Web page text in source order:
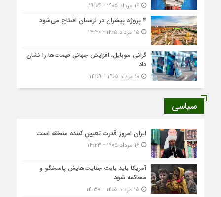
۱۶ مرداد ۱۴۰۵ - ۱۹:۰۴
۴ پروژه پیشران در لرستان افتتاح می‌شود
۱۵ مرداد ۱۴۰۵ - ۱۴:۴۰
گرانی موبایل، افزایش جهانی قیمت‌ها را نشان
داد
۱۰ مرداد ۱۴۰۵ - ۱۴:۰۹
سیاسی
ایران امروز قدرت تعیین کننده منطقه است
۱۶ مرداد ۱۴۰۵ - ۱۴:۲۳
آمریکا باید بابت جنایت‌هایش پاسخگو و
محاکمه شود
۱۵ مرداد ۱۴۰۵ - ۱۴:۳۸